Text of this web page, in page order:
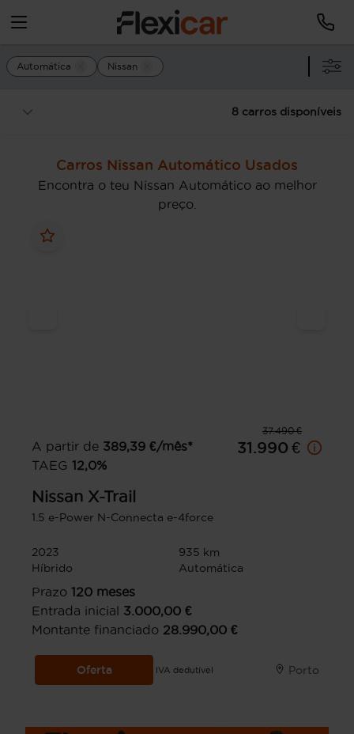
Automática Nissan
8 carros disponíveis
Carros Nissan Automático Usados
Encontra o teu Nissan Automático ao melhor
preço.
37.490 €
A partir de 389,39 €/mês*
TAEG 12,0%
31.990 €
Nissan X-Trail
1.5 e-Power N-Connecta e-4force
2023
935 km
Híbrido
Automática
Prazo 120 meses
Entrada inicial 3.000,00 €
Montante financiado 28.990,00 €
Oferta IVA dedutível Porto